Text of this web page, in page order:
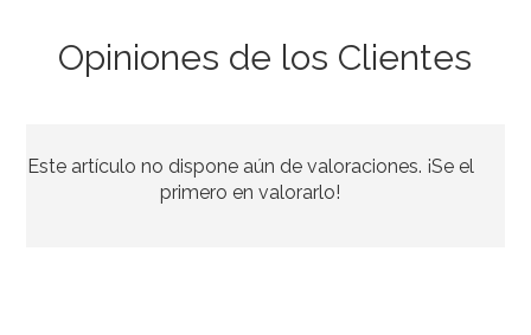
Opiniones de los Clientes
Este artículo no dispone aún de valoraciones. ¡Se el
primero en valorarlo!